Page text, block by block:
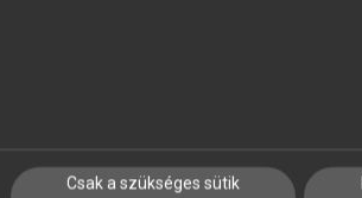
Csak a szükséges sütik